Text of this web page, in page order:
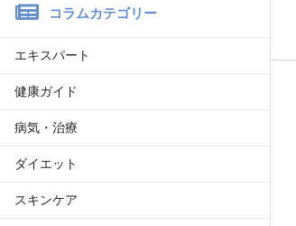
コラムカテゴリー
エキスパート
健康ガイド
病気・治療
ダイエット
スキンケア